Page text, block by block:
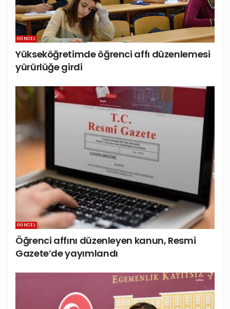
GÜNCEL
Yükseköğretimde öğrenci affı düzenlemesi
yürürlüğe girdi
GÜNCEL
Öğrenci affını düzenleyen kanun, Resmi
Gazete’de yayımlandı